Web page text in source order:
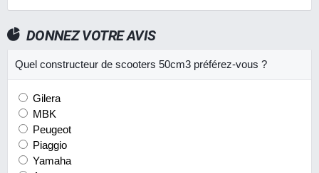
DONNEZ VOTRE AVIS
Quel constructeur de scooters 50cm3 préférez-vous ?
Gilera
MBK
Peugeot
Piaggio
Yamaha